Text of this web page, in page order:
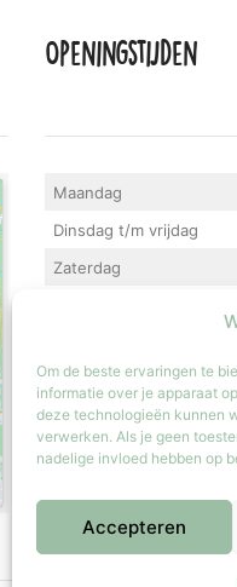
Om de beste ervaringen te
informatie over je apparaat
deze technologieën kunnen
verwerken. Als je geen
nadelige invloed hebben op
Accepteren
Openingstijden
Maandag
Dinsdag t/m vrijdag
Zaterdag
geopend.